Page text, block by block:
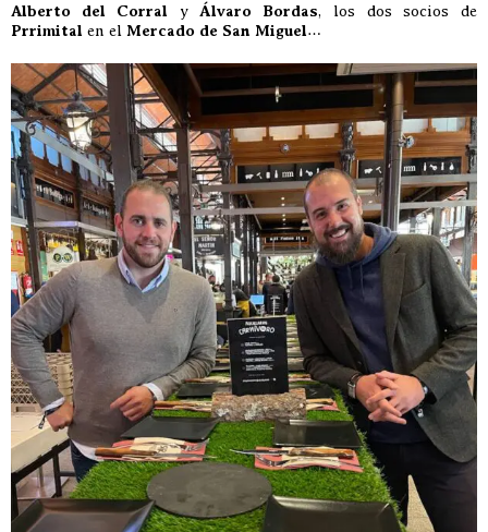
Alberto del Corral y Álvaro Bordas, los dos socios de
Prrimital en el Mercado de San Miguel…